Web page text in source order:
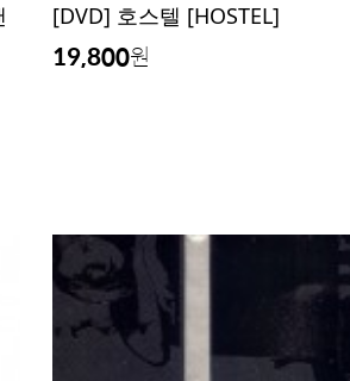
[DVD] 호스텔 [HOSTEL]
19,800원